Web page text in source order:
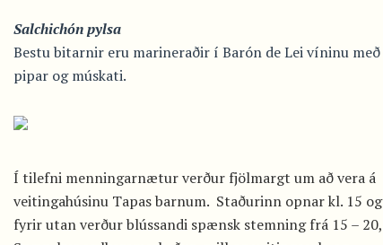
Salchichón pylsa
Bestu bitarnir eru marineraðir í Barón de Lei víninu með
pipar og múskati.
Í tilefni menningarnætur verður fjölmargt um að vera á
veitingahúsinu Tapas barnum. Staðurinn opnar kl. 15 og
fyrir utan verður blússandi spænsk stemning frá 15 – 20,